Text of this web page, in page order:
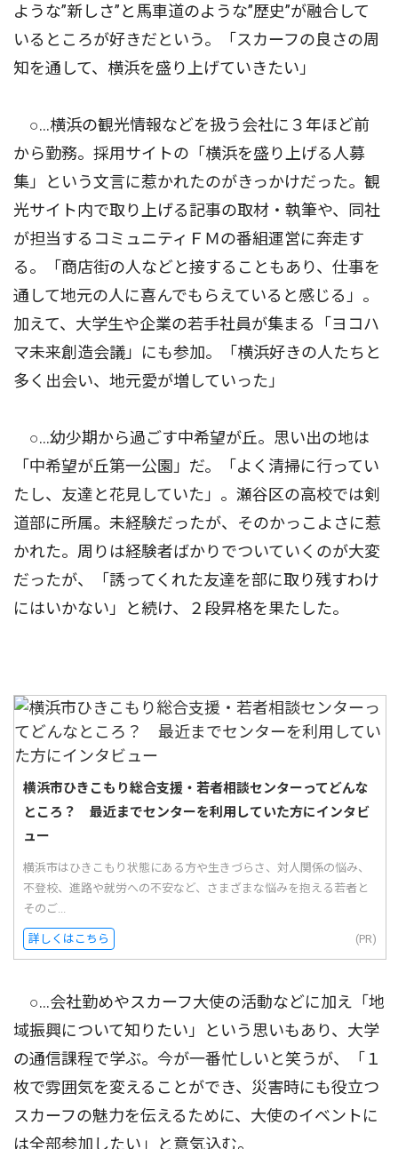
ような”新しさ”と馬車道のような”歴史”が融合して
いるところが好きだという。「スカーフの良さの周
知を通して、横浜を盛り上げていきたい」
○…横浜の観光情報などを扱う会社に３年ほど前
から勤務。採用サイトの「横浜を盛り上げる人募
集」という文言に惹かれたのがきっかけだった。観
光サイト内で取り上げる記事の取材・執筆や、同社
が担当するコミュニティＦＭの番組運営に奔走す
る。「商店街の人などと接することもあり、仕事を
通して地元の人に喜んでもらえていると感じる」。
加えて、大学生や企業の若手社員が集まる「ヨコハ
マ未来創造会議」にも参加。「横浜好きの人たちと
多く出会い、地元愛が増していった」
○…幼少期から過ごす中希望が丘。思い出の地は
「中希望が丘第一公園」だ。「よく清掃に行ってい
たし、友達と花見していた」。瀬谷区の高校では剣
道部に所属。未経験だったが、そのかっこよさに惹
かれた。周りは経験者ばかりでついていくのが大変
だったが、「誘ってくれた友達を部に取り残すわけ
にはいかない」と続け、２段昇格を果たした。
横浜市ひきこもり総合支援・若者相談センターってどんな
ところ？ 最近までセンターを利用していた方にインタビ
ュー
横浜市はひきこもり状態にある方や生きづらさ、対人関係の悩み、
不登校、進路や就労への不安など、さまざまな悩みを抱える若者と
そのご...
詳しくはこちら (PR)
○…会社勤めやスカーフ大使の活動などに加え「地
域振興について知りたい」という思いもあり、大学
の通信課程で学ぶ。今が一番忙しいと笑うが、「１
枚で雰囲気を変えることができ、災害時にも役立つ
スカーフの魅力を伝えるために、大使のイベントに
は全部参加したい」と意気込む。